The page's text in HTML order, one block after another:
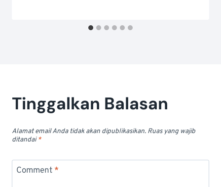
Tinggalkan Balasan
Alamat email Anda tidak akan dipublikasikan. Ruas yang wajib
ditandai*
Comment *